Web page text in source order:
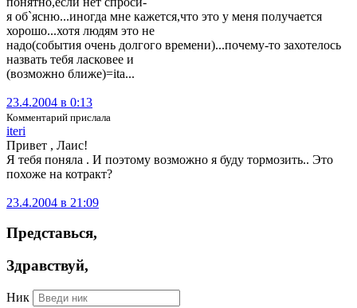
я об`ясню...иногда мне кажется,что это у меня получается
хорошо...хотя людям это не
надо(события очень долгого времени)...почему-то захотелось
назвать тебя ласковее и
(возможно ближе)=ita...
23.4.2004 в 0:13
Комментарий прислала
iteri
Привет , Лаис!
Я тебя поняла . И поэтому возможно я буду тормозить.. Это
похоже на котракт?
23.4.2004 в 21:09
Представься,
Здравствуй,
Ник